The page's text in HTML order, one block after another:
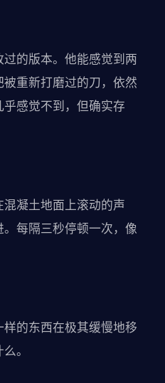
的版本。他能感觉到两
重新打磨过的刀，依然
感觉不到，但确实存
凝土地面上滚动的声
每隔三秒停顿一次，像
的东西在极其缓慢地移
。